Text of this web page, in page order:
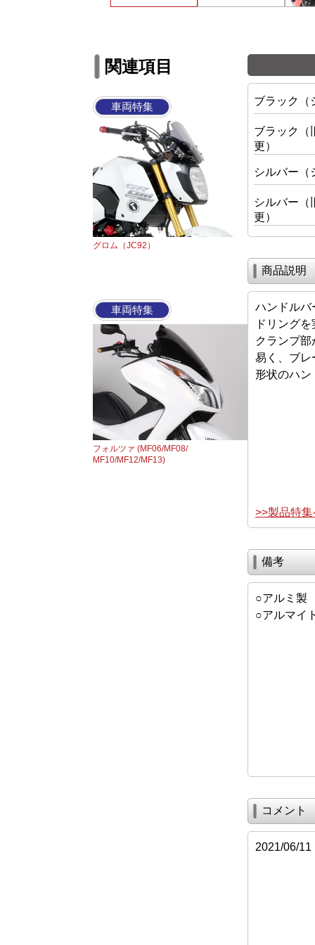
関連項目
車両特集
グロム（JC92）
車両特集
フォルツァ (MF06/MF08/
MF10/MF12/MF13)
ブラック（
ブラック（
更）
シルバー（
シルバー（
更）
商品説明
ハンドルバ
ドリング
クランプ
易く、ブレ
形状のハン
>>製品特
備考
○アルミ製
○アルマイ
コメント
2021/06/